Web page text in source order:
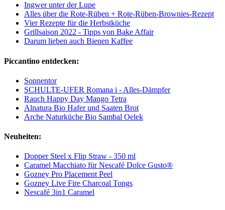
Ingwer unter der Lupe
Alles über die Rote-Rüben + Rote-Rüben-Brownies-Rezept
Vier Rezepte für die Herbstküche
Grillsaison 2022 - Tipps von Bake Affair
Darum lieben auch Bienen Kaffee
Piccantino entdecken:
Sonnentor
SCHULTE-UFER Romana i - Alles-Dämpfer
Rauch Happy Day Mango Tetra
Alnatura Bio Hafer und Saaten Brot
Arche Naturküche Bio Sambal Oelek
Neuheiten:
Dopper Steel x Flip Straw - 350 ml
Caramel Macchiato für Nescafé Dolce Gusto®
Gozney Pro Placement Peel
Gozney Live Fire Charcoal Tongs
Nescafé 3in1 Caramel